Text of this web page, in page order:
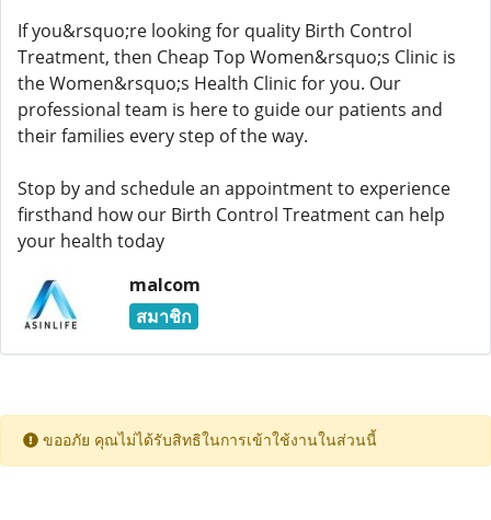
If you&rsquo;re looking for quality Birth Control
Treatment, then Cheap Top Women&rsquo;s Clinic is
the Women&rsquo;s Health Clinic for you. Our
professional team is here to guide our patients and
their families every step of the way.
Stop by and schedule an appointment to experience
firsthand how our Birth Control Treatment can help
your health today
malcom
สมาชิก
ขออภัย คุณไม่ได้รับสิทธิในการเข้าใช้งานในส่วนนี้